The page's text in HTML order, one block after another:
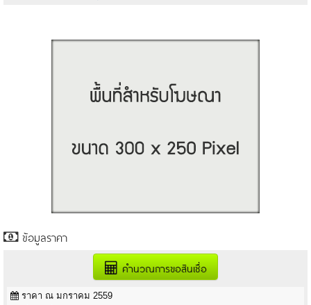
ข้อมูลราคา
คำนวณการขอสินเชื่อ
ราคา ณ มกราคม 2559